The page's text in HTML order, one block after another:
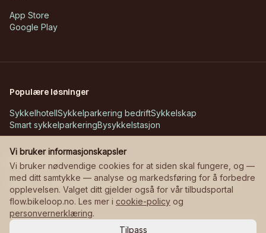
App Store
Google Play
Populære løsninger
SykkelhotellSykkelparkering bedriftSykkelskap
Smart sykkelparkeringBysykkelstasjon
Kundecases
Askøy – Erdal skoleBane NOR – stasjonerManglerudjordet
Vi bruker informasjonskapsler
Vi bruker nødvendige cookies for at siden skal fungere, og —
med ditt samtykke — analyse og markedsføring for å forbedre
opplevelsen. Valget ditt gjelder også for vår tilbudsportal
flow.bikeloop.no. Les mer i cookie-policy og
personvernerklæring.
Tilpass